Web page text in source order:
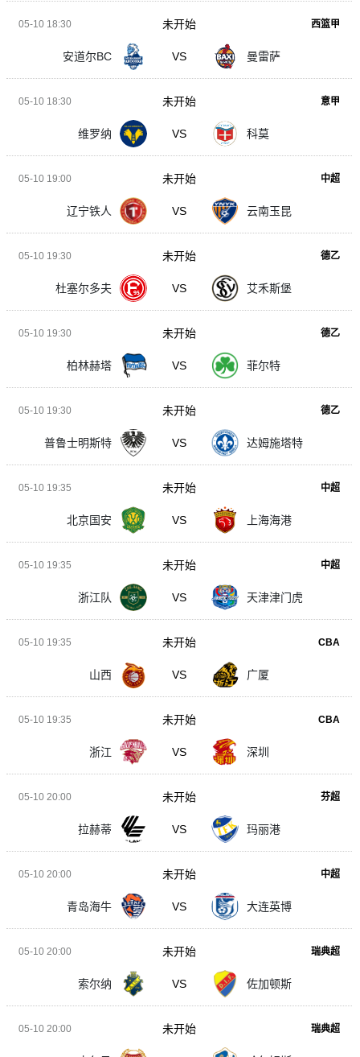
05-10 18:30 西篮甲
安道尔BC VS 曼雷萨
未开始
05-10 18:30 意甲
维罗纳 VS 科莫
未开始
05-10 19:00 中超
辽宁铁人 VS 云南玉昆
未开始
05-10 19:30 德乙
杜塞尔多夫 VS 艾禾斯堡
未开始
05-10 19:30 德乙
柏林赫塔 VS 菲尔特
未开始
05-10 19:30 德乙
普鲁士明斯特 VS 达姆施塔特
未开始
05-10 19:35 中超
北京国安 VS 上海海港
未开始
05-10 19:35 中超
浙江队 VS 天津津门虎
未开始
05-10 19:35 CBA
山西 VS 广厦
未开始
05-10 19:35 CBA
浙江 VS 深圳
未开始
05-10 20:00 芬超
拉赫蒂 VS 玛丽港
未开始
05-10 20:00 中超
青岛海牛 VS 大连英博
未开始
05-10 20:00 瑞典超
索尔纳 VS 佐加顿斯
未开始
05-10 20:00 瑞典超
未开始